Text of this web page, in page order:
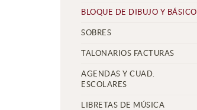
BLOQUE DE DIBUJO Y BÁSICO
SOBRES
TALONARIOS FACTURAS
AGENDAS Y CUAD.
ESCOLARES
LIBRETAS DE MÚSICA